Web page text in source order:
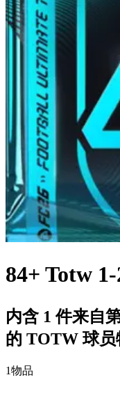
84+ Totw
内含 1 件来自
的 TOTW 球员
1物品